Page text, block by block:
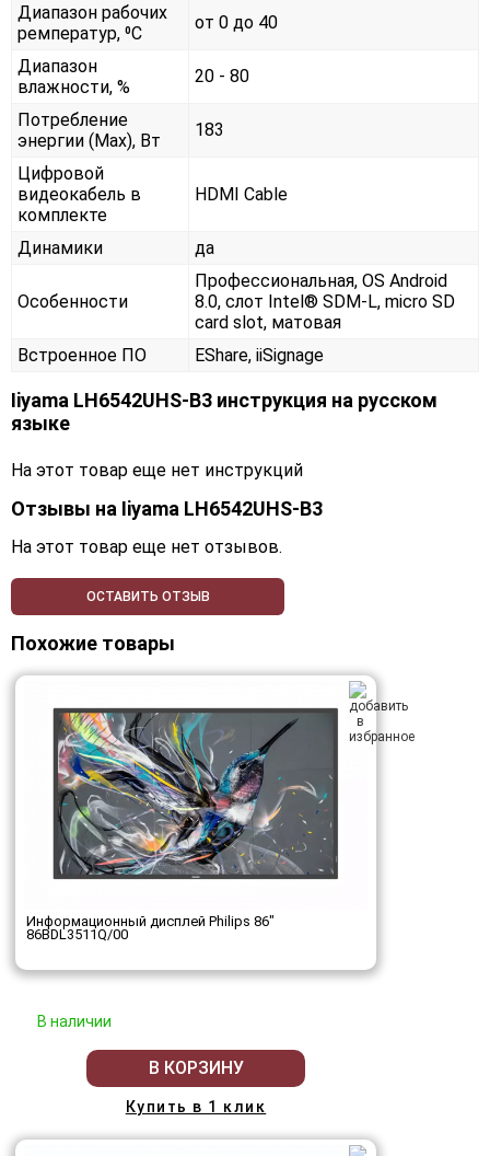
Диапазон рабочих
ремператур, ⁰С
от 0 до 40
Диапазон
влажности, %
20 - 80
Потребление
энергии (Max), Вт
183
Цифровой
видеокабель в
комплекте
HDMI Cable
Динамики да
Особенности
Профессиональная, OS Android
8.0, слот Intel® SDM-L, micro SD
card slot, матовая
Встроенное ПО
EShare, iiSignage
Iiyama LH6542UHS-B3 инструкция на русском
языке
На этот товар еще нет инструкций
Отзывы на Iiyama LH6542UHS-B3
На этот товар еще нет отзывов.
ОСТАВИТЬ ОТЗЫВ
Похожие товары
Информационный дисплей Philips 86"
86BDL3511Q/00
В наличии
В КОРЗИНУ
Купить в 1 клик